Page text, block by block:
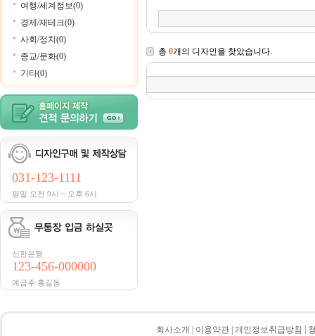
여행/세계정보(0)
경제/재테크(0)
사회/정치(0)
종교/문화(0)
기타(0)
031-123-1111
평일 오전 9시 ~ 오후 6시
신한은행
123-456-000000
예금주:홍길동
총 0개의 디자인을 찾았습니다.
회사소개 이용약관 개인정보취급방침